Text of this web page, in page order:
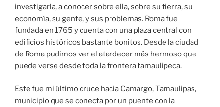
investigarla, a conocer sobre ella, sobre su tierra, su
economía, su gente, y sus problemas. Roma fue
fundada en 1765 y cuenta con una plaza central con
edificios históricos bastante bonitos. Desde la ciudad
de Roma pudimos ver el atardecer más hermoso que
puede verse desde toda la frontera tamaulipeca.
Este fue mi último cruce hacia Camargo, Tamaulipas,
municipio que se conecta por un puente con la